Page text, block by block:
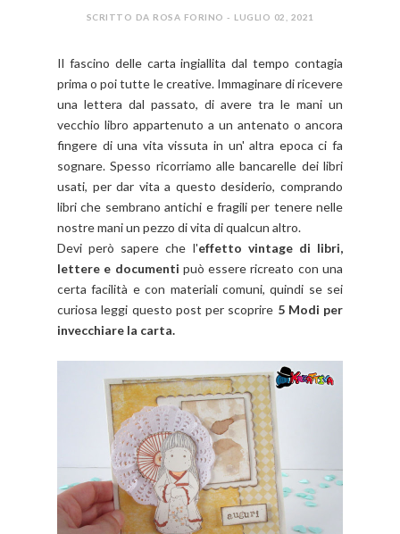
SCRITTO DA ROSA FORINO - LUGLIO 02, 2021
Il fascino delle carta ingiallita dal tempo contagia
prima o poi tutte le creative. Immaginare di ricevere
una lettera dal passato, di avere tra le mani un
vecchio libro appartenuto a un antenato o ancora
fingere di una vita vissuta in un' altra epoca ci fa
sognare. Spesso ricorriamo alle bancarelle dei libri
usati, per dar vita a questo desiderio, comprando
libri che sembrano antichi e fragili per tenere nelle
nostre mani un pezzo di vita di qualcun altro.
Devi però sapere che l'effetto vintage di libri,
lettere e documenti può essere ricreato con una
certa facilità e con materiali comuni, quindi se sei
curiosa leggi questo post per scoprire 5 Modi per
invecchiare la carta.